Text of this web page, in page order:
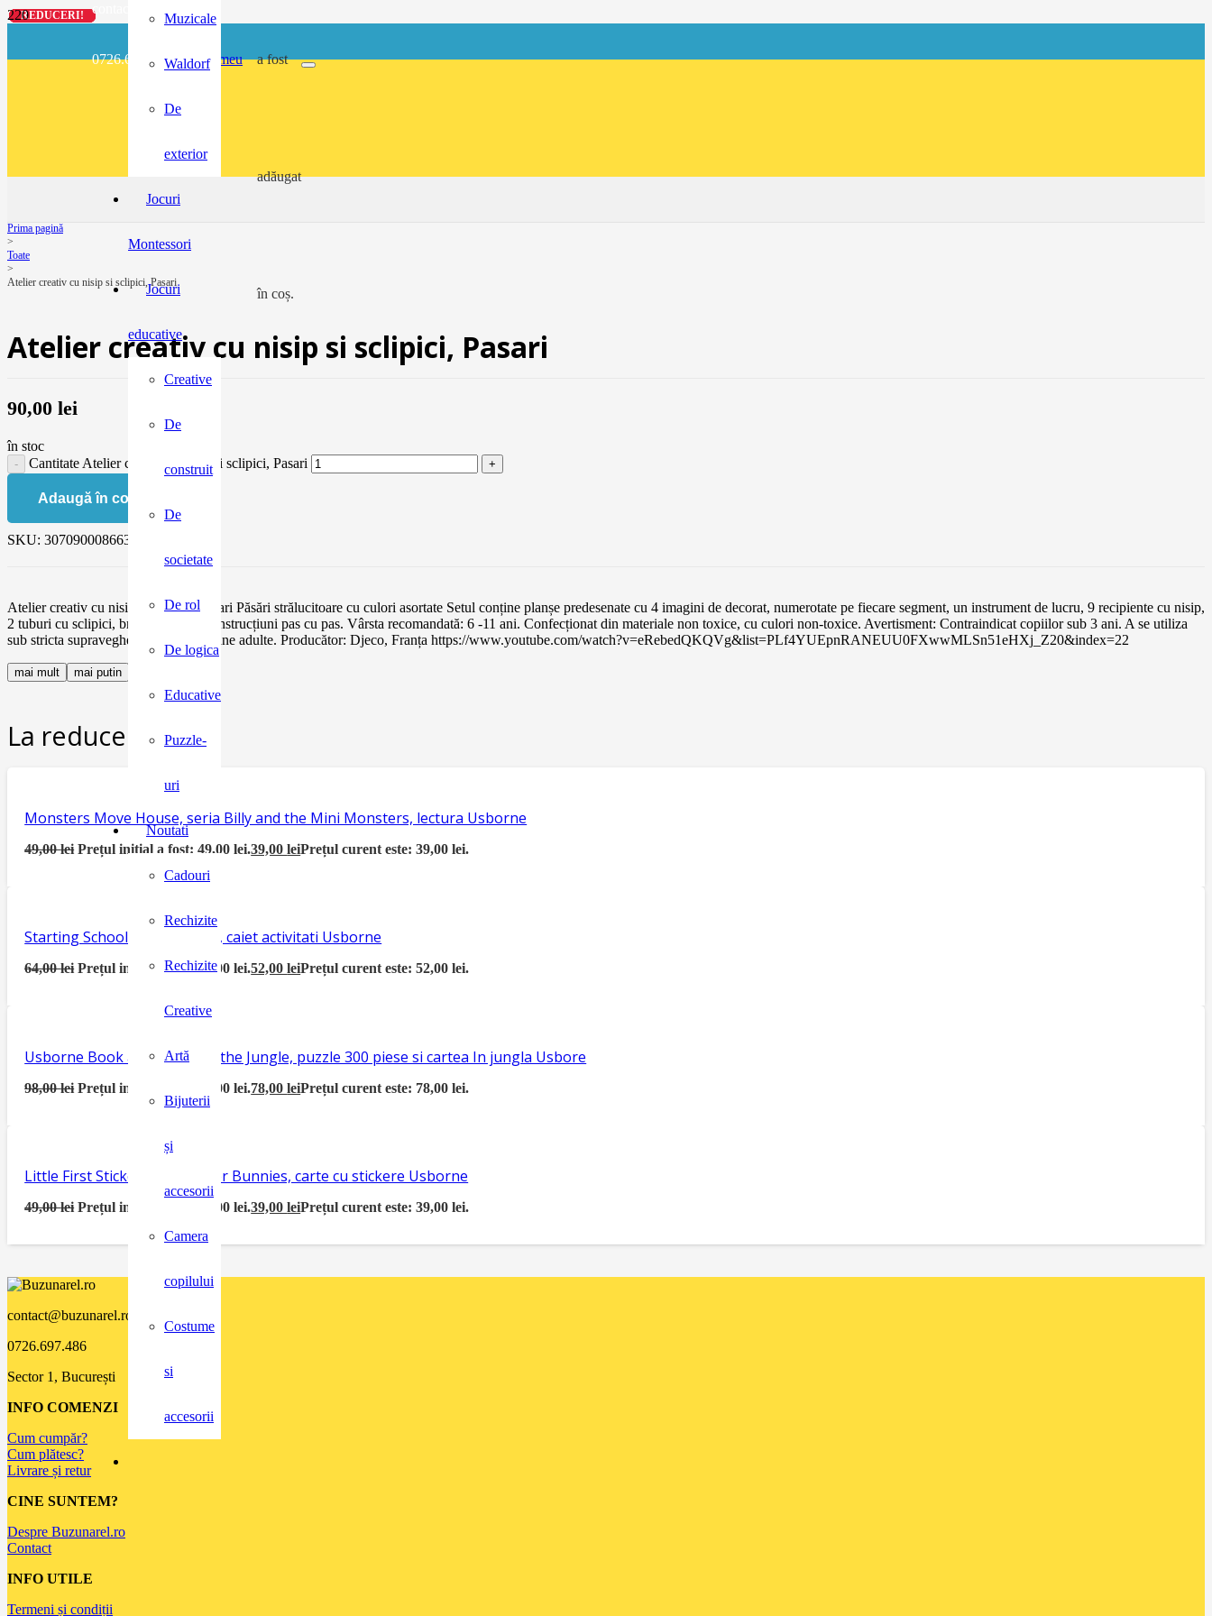
contact@buzunarel.ro
0726.697.486 meu a fost
adăugat
în coș.
Muzicale
Waldorf
De
exterior
Jocuri
Montessori
Jocuri
educative
Creative
De
construit
De
societate
De rol
De logica
Educative
Puzzle-
uri
Noutati
Cadouri
Rechizite
Rechizite
Creative
Artă
Bijuterii
și
accesorii
Camera
copilului
Costume
si
accesorii
Prima pagină
>
Toate
>
Atelier creativ cu nisip si sclipici, Pasari
Atelier creativ cu nisip si sclipici, Pasari
90,00 lei
în stoc
Cantitate Atelier creativ cu nisip si sclipici, Pasari
Adaugă în coș
SKU: 3070900086630
Atelier creativ cu nisip si sclipici, Pasari Păsări strălucitoare cu culori asortate Setul conține planșe predesenate cu 4 imagini de decorat, numerotate pe fiecare segment, un instrument de lucru, 9 recipiente cu nisip,
2 tuburi cu sclipici, broșură color cu instrucțiuni pas cu pas. Vârsta recomandată: 6 -11 ani. Confecționat din materiale non toxice, cu culori non-toxice. Avertisment: Contraindicat copiilor sub 3 ani. A se utiliza
sub stricta supraveghere a unei persoane adulte. Producător: Djeco, Franța https://www.youtube.com/watch?v=eRebedQKQVg&list=PLf4YUEpnRANEUU0FXwwMLSn51eHXj_Z20&index=22
mai mult mai putin
La reducere:
REDUCERI!
Monsters Move House, seria Billy and the Mini Monsters, lectura Usborne
49,00lei Prețul inițial a fost: 49,00 lei.39,00leiPrețul curent este: 39,00 lei.
REDUCERI!
Starting School Activity Book, caiet activitati Usborne
64,00lei Prețul inițial a fost: 64,00 lei.52,00leiPrețul curent este: 52,00 lei.
REDUCERI!
Usborne Book and Jigsaw In the Jungle, puzzle 300 piese si cartea In jungla Usbore
98,00lei Prețul inițial a fost: 98,00 lei.78,00leiPrețul curent este: 78,00 lei.
REDUCERI!
Little First Sticker Book Easter Bunnies, carte cu stickere Usborne
49,00lei Prețul inițial a fost: 49,00 lei.39,00leiPrețul curent este: 39,00 lei.
contact@buzunarel.ro
0726.697.486
Sector 1, București
INFO COMENZI
Cum cumpăr?
Cum plătesc?
Livrare și retur
CINE SUNTEM?
Despre Buzunarel.ro
Contact
INFO UTILE
Termeni și condiții